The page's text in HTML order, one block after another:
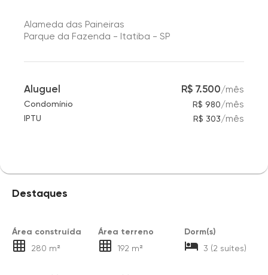
Alameda das Paineiras
Parque da Fazenda - Itatiba - SP
Aluguel R$ 7.500/mês
Condomínio R$ 980/mês
IPTU R$ 303/mês
Destaques
Área construída
280 m²
Área terreno
192 m²
Dorm(s)
3 (2 suítes)